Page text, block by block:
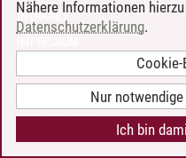
INTRANET
BARRIEREFREIHEIT
COOKIE-EINSTELLUNGEN
Nähere Informationen
Datenschutzerklärung.
Nur
Ich bin